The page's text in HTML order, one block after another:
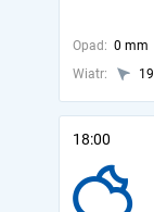
Opad: 0 mm
Wiatr:
18:00